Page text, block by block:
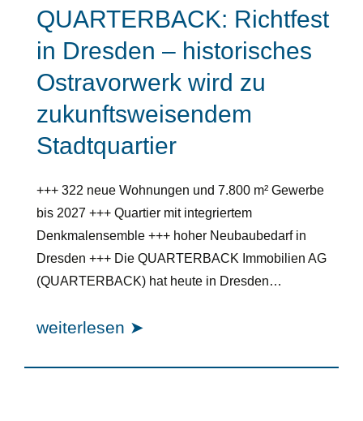
QUARTERBACK: Richtfest
in Dresden – historisches
Ostravorwerk wird zu
zukunftsweisendem
Stadtquartier
+++ 322 neue Wohnungen und 7.800 m² Gewerbe
bis 2027 +++ Quartier mit integriertem
Denkmalensemble +++ hoher Neubaubedarf in
Dresden +++ Die QUARTERBACK Immobilien AG
(QUARTERBACK) hat heute in Dresden…
weiterlesen ➤